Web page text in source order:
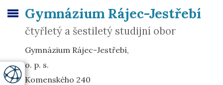
Gymnázium Rájec-Jestřebí
čtyřletý a šestiletý studijní obor
Gymnázium Rájec-Jestřebí,
o. p. s.
Komenského 240